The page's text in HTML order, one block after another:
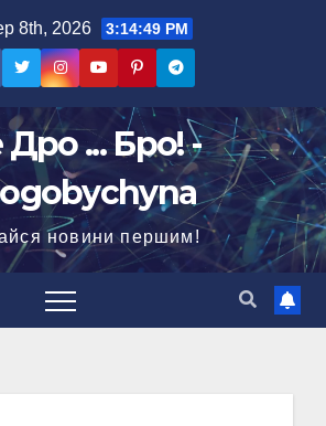
8th, 2026 3:14:50 PM
... Бро! -
новини першим!